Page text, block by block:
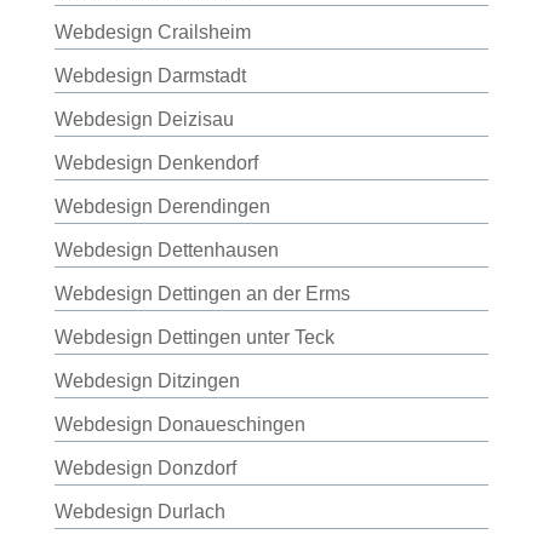
Webdesign Crailsheim
Webdesign Darmstadt
Webdesign Deizisau
Webdesign Denkendorf
Webdesign Derendingen
Webdesign Dettenhausen
Webdesign Dettingen an der Erms
Webdesign Dettingen unter Teck
Webdesign Ditzingen
Webdesign Donaueschingen
Webdesign Donzdorf
Webdesign Durlach